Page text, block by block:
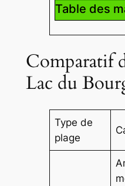
Table des
Comparatif
Lac du
Type de
plage